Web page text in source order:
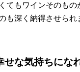
てもワインそのも
も深く納得させられ
せな気持ちにな